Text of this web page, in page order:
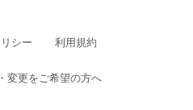
シー 利用規約
変更をご希望の方へ